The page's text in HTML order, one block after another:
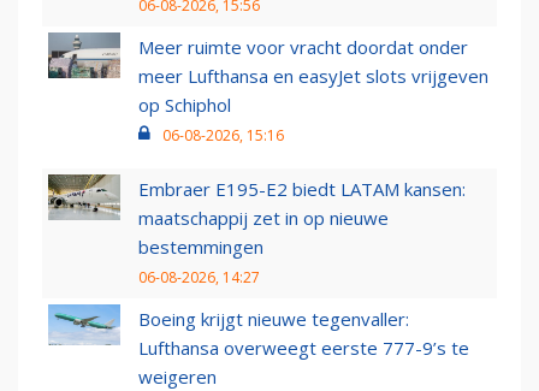
06-08-2026, 15:56
Meer ruimte voor vracht doordat onder
meer Lufthansa en easyJet slots vrijgeven
op Schiphol
06-08-2026, 15:16
Embraer E195-E2 biedt LATAM kansen:
maatschappij zet in op nieuwe
bestemmingen
06-08-2026, 14:27
Boeing krijgt nieuwe tegenvaller:
Lufthansa overweegt eerste 777-9’s te
weigeren